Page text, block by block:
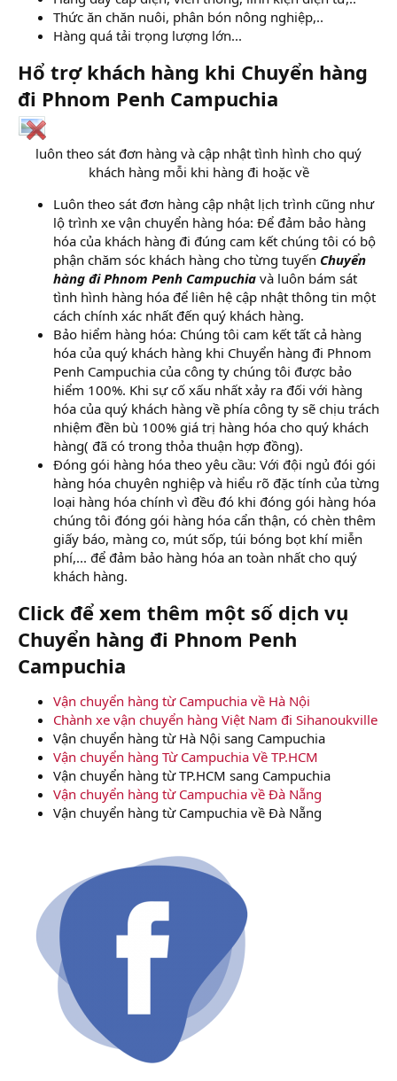
Thức ăn chăn nuôi, phân bón nông nghiệp,..
Hàng quá tải trọng lượng lớn...
Hổ trợ khách hàng khi Chuyển hàng
đi Phnom Penh Campuchia
luôn theo sát đơn hàng và cập nhật tình hình cho quý
khách hàng mỗi khi hàng đi hoặc về​
Luôn theo sát đơn hàng cập nhật lịch trình cũng như
lộ trình xe vận chuyển hàng hóa: Để đảm bảo hàng
hóa của khách hàng đi đúng cam kết chúng tôi có bộ
phận chăm sóc khách hàng cho từng tuyến Chuyển
hàng đi Phnom Penh Campuchia và luôn bám sát
tình hình hàng hóa để liên hệ cập nhật thông tin một
cách chính xác nhất đến quý khách hàng.
Bảo hiểm hàng hóa: Chúng tôi cam kết tất cả hàng
hóa của quý khách hàng khi Chuyển hàng đi Phnom
Penh Campuchia của công ty chúng tôi được bảo
hiểm 100%. Khi sự cố xấu nhất xảy ra đối với hàng
hóa của quý khách hàng về phía công ty sẽ chịu trách
nhiệm đền bù 100% giá trị hàng hóa cho quý khách
hàng( đã có trong thỏa thuận hợp đồng).
Đóng gói hàng hóa theo yêu cầu: Với đội ngủ đói gói
hàng hóa chuyên nghiệp và hiểu rõ đặc tính của từng
loại hàng hóa chính vì đều đó khi đóng gói hàng hóa
chúng tôi đóng gói hàng hóa cẩn thận, có chèn thêm
giấy báo, màng co, mút sốp, túi bóng bọt khí miễn
phí,... để đảm bảo hàng hóa an toàn nhất cho quý
khách hàng.
Click để xem thêm một số dịch vụ
Chuyển hàng đi Phnom Penh
Campuchia
Vận chuyển hàng từ Campuchia về Hà Nội
Chành xe vận chuyển hàng Việt Nam đi Sihanoukville
Vận chuyển hàng từ Hà Nội sang Campuchia
Vận chuyển hàng Từ Campuchia Về TP.HCM
Vận chuyển hàng từ TP.HCM sang Campuchia
Vận chuyển hàng từ Campuchia về Đà Nẵng
Vận chuyển hàng từ Campuchia về Đà Nẵng